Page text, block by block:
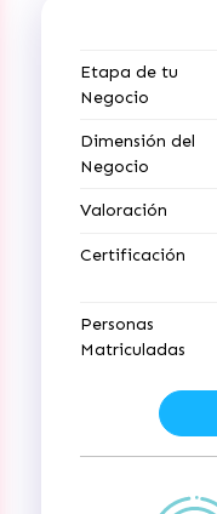
Etapa de tu
Negocio
Dimensión del
Negocio
Valoración
Certificación
Personas
Matriculadas